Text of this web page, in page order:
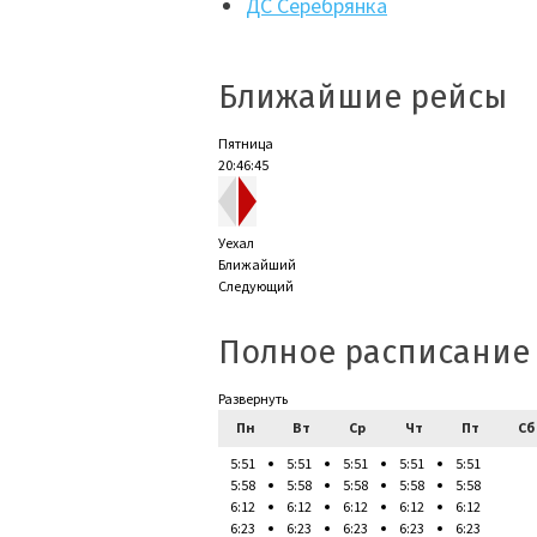
Ближайшие рейсы
Пятница
20:46:46
Уехал
Ближайший
Следующий
Полное расписание
Развернуть
Пн
Вт Ср Чт Пт
Сб
5:51
5:58
6:12
6:23
5:51
5:58
6:12
6:23
5:51
5:58
6:12
6:23
5:51
5:58
6:12
6:23
5:51
5:58
6:12
6:23